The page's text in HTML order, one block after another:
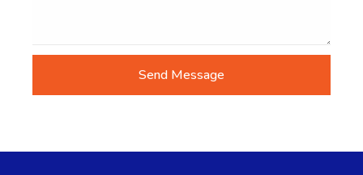
Send Message